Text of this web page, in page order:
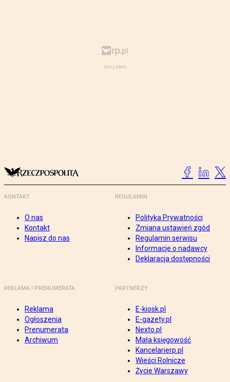
KONTAKT
O nas
Kontakt
Napisz do nas
REGULAMIN
Polityka Prywatności
Zmiana ustawień zgód
Regulamin serwisu
Informacje o nadawcy
Deklaracja dostępności
REKLAMA I PRENUMERATA
Reklama
Ogłoszenia
Prenumerata
Archiwum
PARTNERZY
E-kiosk.pl
E-gazety.pl
Nexto.pl
Mała księgowość
Kancelarierp.pl
Wieści Rolnicze
Życie Warszawy